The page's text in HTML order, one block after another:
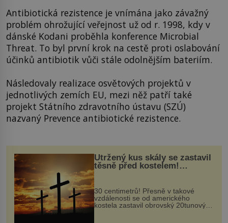
Antibiotická rezistence je vnímána jako závažný
problém ohrožující veřejnost už od r. 1998, kdy v
dánské Kodani proběhla konference Microbial
Threat. To byl první krok na cestě proti oslabování
účinků antibiotik vůči stále odolnějším bateriím.
Následovaly realizace osvětových projektů v
jednotlivých zemích EU, mezi něž patří také
projekt Státního zdravotního ústavu (SZÚ)
nazvaný Prevence antibiotické rezistence.
Utržený kus skály se zastavil
těsně před kostelem!
Ochránila ho boží síla?
30 centimetrů! Přesně v takové
vzdálenosti se od amerického
kostela zastavil obrovský 20tunový